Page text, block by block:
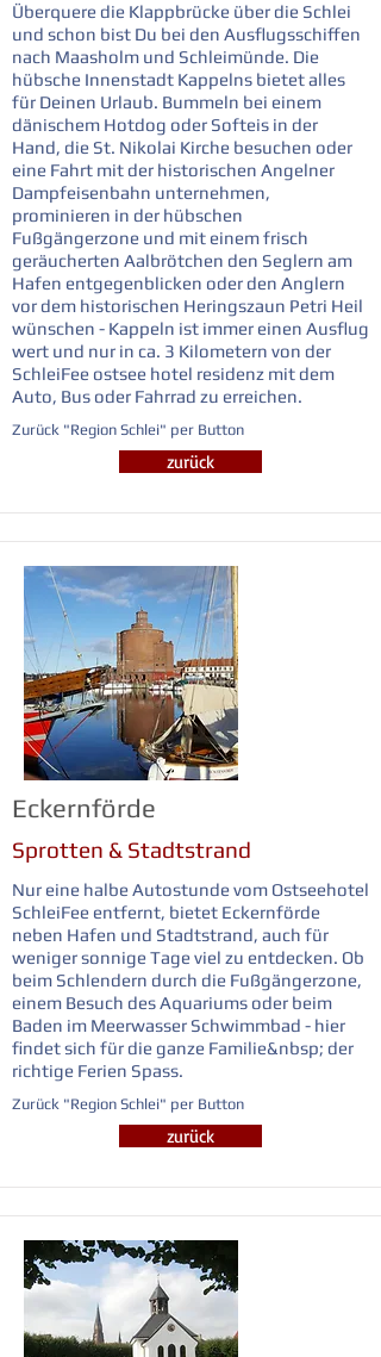
Überquere die Klappbrücke über die Schlei
und schon bist Du bei den Ausflugsschiffen
nach Maasholm und Schleimünde. Die
hübsche Innenstadt Kappelns bietet alles
für Deinen Urlaub. Bummeln bei einem
dänischem Hotdog oder Softeis in der
Hand, die St. Nikolai Kirche besuchen oder
eine Fahrt mit der historischen Angelner
Dampfeisenbahn unternehmen,
prominieren in der hübschen
Fußgängerzone und mit einem frisch
geräucherten Aalbrötchen den Seglern am
Hafen entgegenblicken oder den Anglern
vor dem historischen Heringszaun Petri Heil
wünschen - Kappeln ist immer einen Ausflug
wert und nur in ca. 3 Kilometern von der
SchleiFee ostsee hotel residenz mit dem
Auto, Bus oder Fahrrad zu erreichen.
Zurück "Region Schlei" per Button
zurück
Eckernförde
Sprotten & Stadtstrand
Nur eine halbe Autostunde vom Ostseehotel
SchleiFee entfernt, bietet Eckernförde
neben Hafen und Stadtstrand, auch für
weniger sonnige Tage viel zu entdecken. Ob
beim Schlendern durch die Fußgängerzone,
einem Besuch des Aquariums oder beim
Baden im Meerwasser Schwimmbad - hier
findet sich für die ganze Familie&nbsp; der
richtige Ferien Spass.
Zurück "Region Schlei" per Button
zurück